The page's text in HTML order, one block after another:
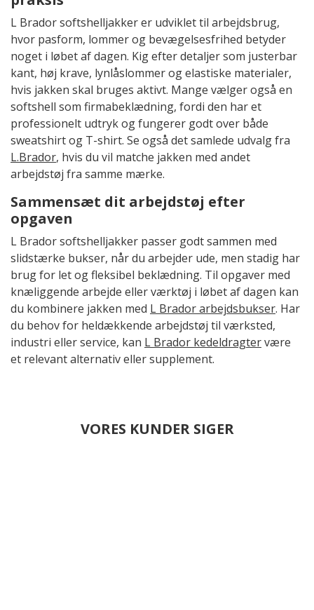
L Brador softshelljakker er udviklet til arbejdsbrug,
hvor pasform, lommer og bevægelsesfrihed betyder
noget i løbet af dagen. Kig efter detaljer som justerbar
kant, høj krave, lynlåslommer og elastiske materialer,
hvis jakken skal bruges aktivt. Mange vælger også en
softshell som firmabeklædning, fordi den har et
professionelt udtryk og fungerer godt over både
sweatshirt og T-shirt. Se også det samlede udvalg fra
L.Brador, hvis du vil matche jakken med andet
arbejdstøj fra samme mærke.
Sammensæt dit arbejdstøj efter
opgaven
L Brador softshelljakker passer godt sammen med
slidstærke bukser, når du arbejder ude, men stadig har
brug for let og fleksibel beklædning. Til opgaver med
knæliggende arbejde eller værktøj i løbet af dagen kan
du kombinere jakken med L Brador arbejdsbukser. Har
du behov for heldækkende arbejdstøj til værksted,
industri eller service, kan L Brador kedeldragtervære
et relevant alternativ eller supplement.
VORES KUNDER SIGER